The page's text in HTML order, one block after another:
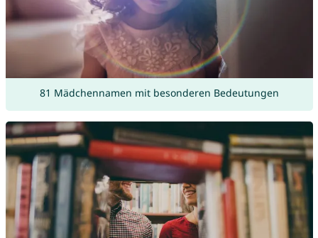
81 Mädchennamen mit besonderen Bedeutungen